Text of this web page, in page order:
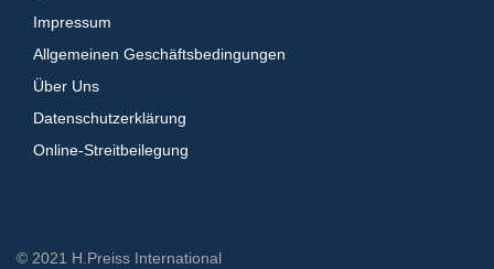
Impressum
Allgemeinen Geschäftsbedingungen
Über Uns
Datenschutzerklärung
Online-Streitbeilegung
© 2021 H.Preiss International